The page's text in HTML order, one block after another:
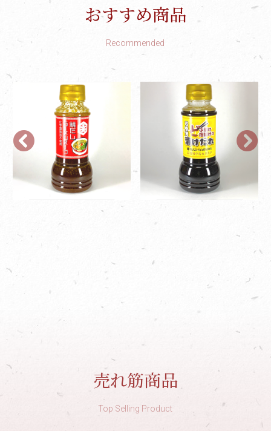
おすすめ商品
Recommended
売れ筋商品
Top Selling Product